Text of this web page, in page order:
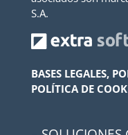
S.A.
BASES LEGALES,
POLÍTICA DE